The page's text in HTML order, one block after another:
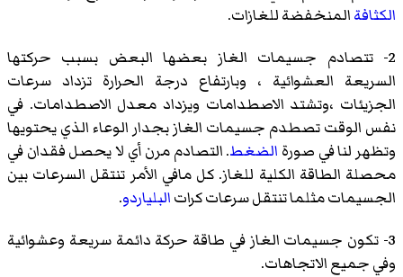
الكثافةالمنخفضة للغازات.
2- تتصادم جسيمات الغاز بعضها البعض بسبب حركتها
السريعة العشوائية ، وبارتفاع درجة الحرارة تزداد سرعات
الجزيئات ،وتشتد الاصطدامات ويزداد معدل الاصطدامات. في
نفس الوقت تصطدم جسيمات الغاز بجدار الوعاء الذي يحتويها
وتظهر لنا في صورة الضغط. التصادم مرن أي لا يحصل فقدان في
محصلة الطاقة الكلية للغاز. كل مافي الأمر تنتقل السرعات بين
الجسيمات مثلما تنتقل سرعات كراتالبلياردو.
3- تكون جسيمات الغاز في طاقة حركة دائمة سريعة وعشوائية
وفي جميع الاتجاهات.